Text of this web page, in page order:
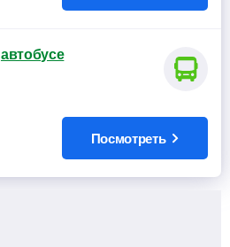
автобусе
Посмотреть